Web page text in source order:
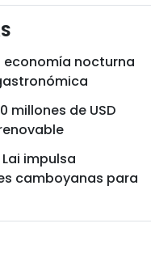
economía nocturna
millones de USD
impulsa
camboyanas para